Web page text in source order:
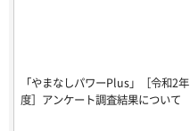
「やまなしパワーPlus」［令和2年
度］アンケート調査結果について